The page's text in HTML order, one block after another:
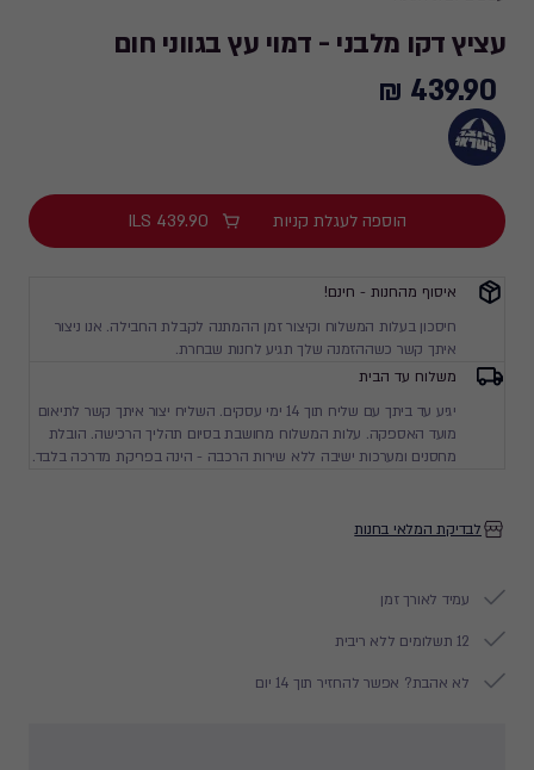
עציץ דקו מלבני - דמוי עץ בגווני חום
439.90
₪
439.90 ₪
הוספה לעגלת קניות ILS 439.90
איסוף מהחנות - חינם!
חיסכון בעלות המשלוח וקיצור זמן ההמתנה לקבלת החבילה. אנו ניצור
איתך קשר כשההזמנה שלך תגיע לחנות שבחרת.
משלוח עד הבית
יגיע עד ביתך עם שליח תוך 14 ימי עסקים. השליח יצור איתך קשר לתיאום
מועד האספקה. עלות המשלוח מחושבת בסיום תהליך הרכישה. הובלת
מחסנים ומערכות ישיבה ללא שירות הרכבה - הינה בפריקת מדרכה בלבד.
לבדיקת המלאי בחנות
עמיד לאורך זמן
12 תשלומים ללא ריבית
לא אהבת? אפשר להחזיר תוך 14 יום